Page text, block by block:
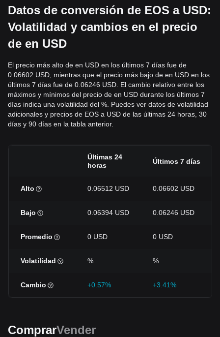
Datos de conversión de EOS a USD:
Volatilidad y cambios en el precio
de en USD
El precio más alto de en USD en los últimos 7 días fue de
0.06602 USD, mientras que el precio más bajo de en USD en los
últimos 7 días fue de 0.06246 USD. El cambio relativo entre los
máximos y mínimos del precio de en USD durante los últimos 7
días indica una volatilidad del %. Puedes ver datos de volatilidad
adicionales y precios de EOS a USD de las últimas 24 horas, 30
días y 90 días en la tabla anterior.
Últimas 24
horas
Últimos 7 días
Alto 0.06512 USD 0.06602 USD
Bajo 0.06394 USD 0.06246 USD
Promedio 0 USD 0 USD
Volatilidad % %
Cambio +0.57% +3.41%
ComprarVender